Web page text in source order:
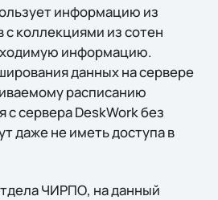
информацию из
коллекциями из сотен
информацию.
данных на сервере
расписанию
сервера DeskWork без
даже не иметь доступа в
ЧИРПО, на данный